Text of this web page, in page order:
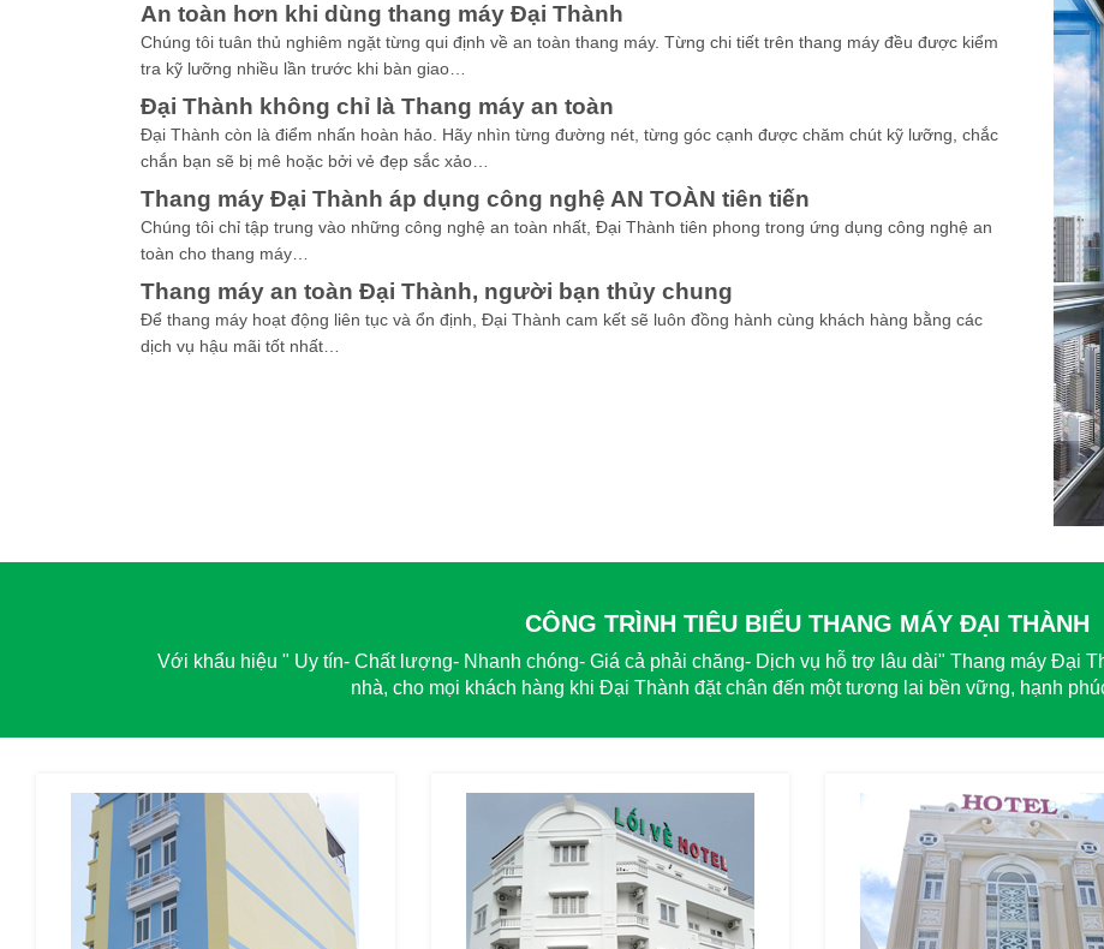
An toàn hơn khi dùng thang máy Đại Thành
Chúng tôi tuân thủ nghiêm ngặt từng qui định về an toàn thang máy. Từng chi tiết trên thang máy đều được kiểm
tra kỹ lưỡng nhiều lần trước khi bàn giao…
Đại Thành không chỉ là Thang máy an toàn
Đại Thành còn là điểm nhấn hoàn hảo. Hãy nhìn từng đường nét, từng góc cạnh được chăm chút kỹ lưỡng, chắc
chắn bạn sẽ bị mê hoặc bởi vẻ đẹp sắc xảo…
Thang máy Đại Thành áp dụng công nghệ AN TOÀN tiên tiến
Chúng tôi chỉ tập trung vào những công nghệ an toàn nhất, Đại Thành tiên phong trong ứng dụng công nghệ an
toàn cho thang máy…
Thang máy an toàn Đại Thành, người bạn thủy chung
Để thang máy hoạt động liên tục và ổn định, Đại Thành cam kết sẽ luôn đồng hành cùng khách hàng bằng các
dịch vụ hậu mãi tốt nhất…
CÔNG TRÌNH TIÊU BIỂU THANG MÁY ĐẠI THÀNH
Với khẩu hiệu " Uy tín- Chất lượng- Nhanh chóng- Giá cả phải chăng- Dịch vụ hỗ trợ lâu dài" Thang máy Đại
nhà, cho mọi khách hàng khi Đại Thành đặt chân đến một tương lai bền vững, hạnh